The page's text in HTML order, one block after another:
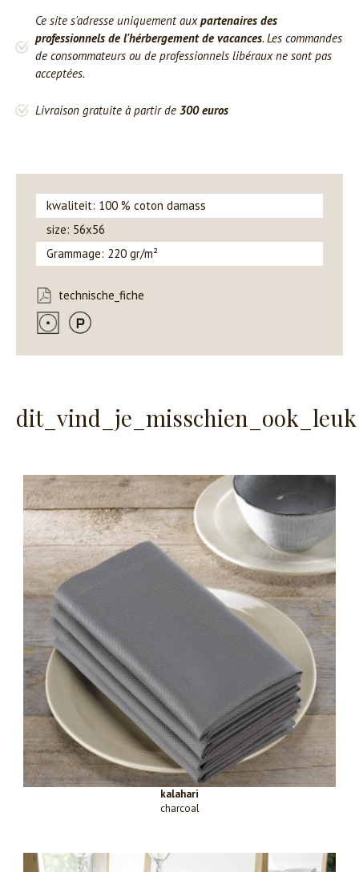
Ce site s'adresse uniquement auxpartenaires des
professionnels de l'hérbergement de vacances. Les commandes
de consommateurs ou de professionnels libéraux ne sont pas
acceptées.
Livraison gratuite à partir de 300 euros
kwaliteit: 100 % coton damass
size: 56x56
Grammage: 220 gr/m²
technische_fiche
dit_vind_je_misschien_ook_leuk
kalahari
charcoal